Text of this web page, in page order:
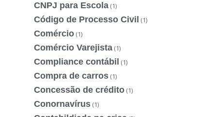
CNPJ para Escola (1)
Código de Processo Civil (1)
Comércio (1)
Comércio Varejista (1)
Compliance contábil (1)
Compra de carros (1)
Concessão de crédito (1)
Conornavírus (1)